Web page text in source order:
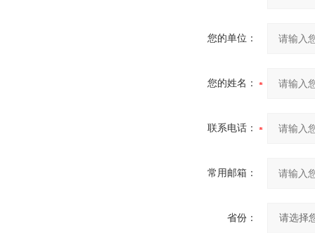
您的单位：
您的姓名：
联系电话：
常用邮箱：
省份：